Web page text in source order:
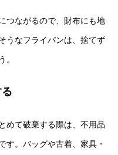
つながるので、財布にも地
うなフライパンは、捨てず
。
めて破棄する際は、不用品
す。バッグや古着、家具・